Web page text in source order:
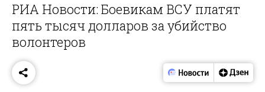
РИА Новости: Боевикам ВСУ платят
пять тысяч долларов за убийство
волонтеров